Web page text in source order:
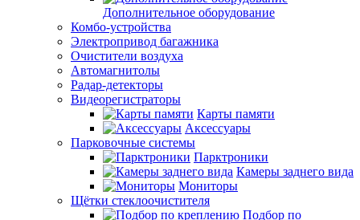
Дополнительное оборудование
Комбо-устройства
Электропривод багажника
Очистители воздуха
Автомагнитолы
Радар-детекторы
Видеорегистраторы
Карты памяти
Аксессуары
Парковочные системы
Парктроники
Камеры заднего вида
Мониторы
Щётки стеклоочистителя
Подбор по